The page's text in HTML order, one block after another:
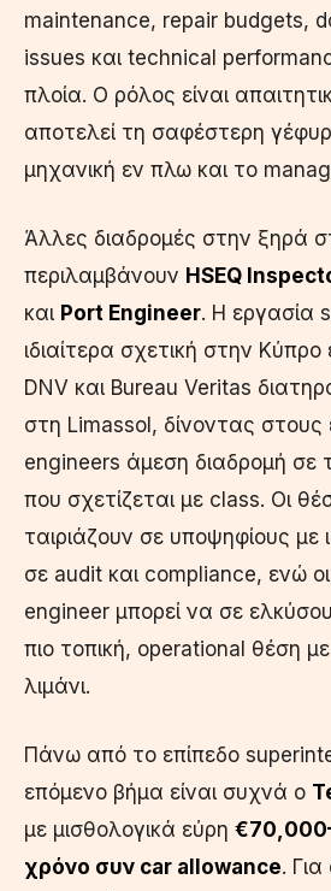
maintenance, repair budgets,
issues και technical
πλοία. Ο ρόλος είναι
αποτελεί τη σαφέστερη
μηχανική εν πλω και το
Άλλες διαδρομές στην ξηρά
περιλαμβάνουν HSEQ
και Port Engineer. Η εργασία
ιδιαίτερα σχετική στην Κύπρο
DNV και Bureau Veritas
στη Limassol, δίνοντας στους
engineers άμεση διαδρομή σε
που σχετίζεται με class. Οι
ταιριάζουν σε υποψηφίους
σε audit και compliance, ενώ
engineer μπορεί να σε
πιο τοπική, operational θέση
λιμάνι.
Πάνω από το επίπεδο
επόμενο βήμα είναι συχνά ο
με μισθολογικά εύρη
χρόνο συν car allowance.